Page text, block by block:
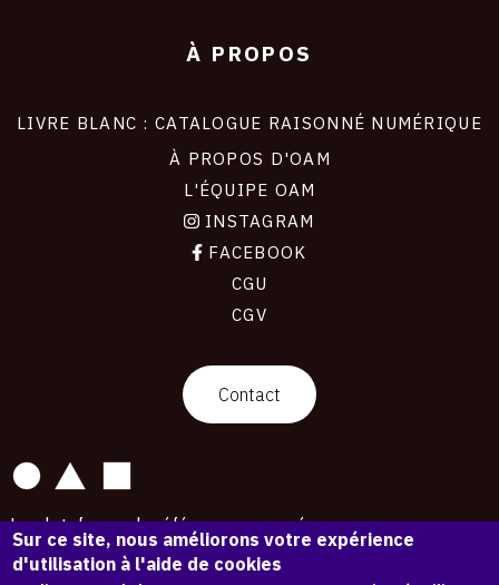
À PROPOS
LIVRE BLANC : CATALOGUE RAISONNÉ NUMÉRIQUE
À PROPOS D'OAM
L'ÉQUIPE OAM
INSTAGRAM
FACEBOOK
CGU
CGV
Contact
La plateforme de référence pour créer,
conserver et promouvoir l'Histoire de l'Art.
Des catalogues raisonnés aux archives
Sur ce site, nous améliorons votre expérience
d'utilisation à l'aide de cookies